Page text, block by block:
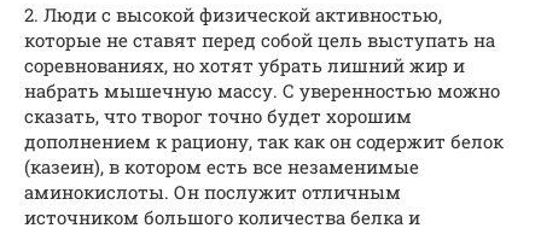
2. Люди с высокой физической активностью,
которые не ставят перед собой цель выступать на
соревнованиях, но хотят убрать лишний жир и
набрать мышечную массу. С уверенностью можно
сказать, что творог точно будет хорошим
дополнением к рациону, так как он содержит белок
(казеин), в котором есть все незаменимые
аминокислоты. Он послужит отличным
источником большого количества белка и